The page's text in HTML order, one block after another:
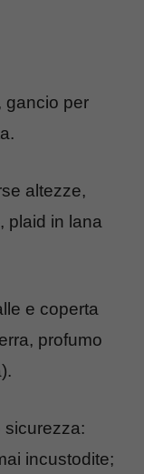
gancio per
altezze,
plaid in lana
e coperta
profumo
sicurezza:
incustodite;